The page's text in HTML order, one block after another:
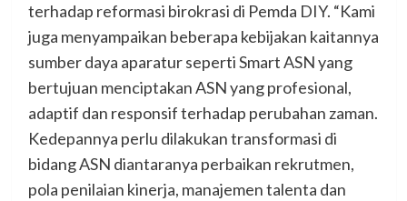
terhadap reformasi birokrasi di Pemda DIY. “Kami
juga menyampaikan beberapa kebijakan kaitannya
sumber daya aparatur seperti Smart ASN yang
bertujuan menciptakan ASN yang profesional,
adaptif dan responsif terhadap perubahan zaman.
Kedepannya perlu dilakukan transformasi di
bidang ASN diantaranya perbaikan rekrutmen,
pola penilaian kinerja, manajemen talenta dan